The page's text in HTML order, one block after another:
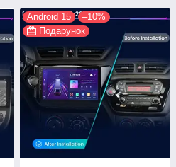
Android 15
–10%
Подарунок